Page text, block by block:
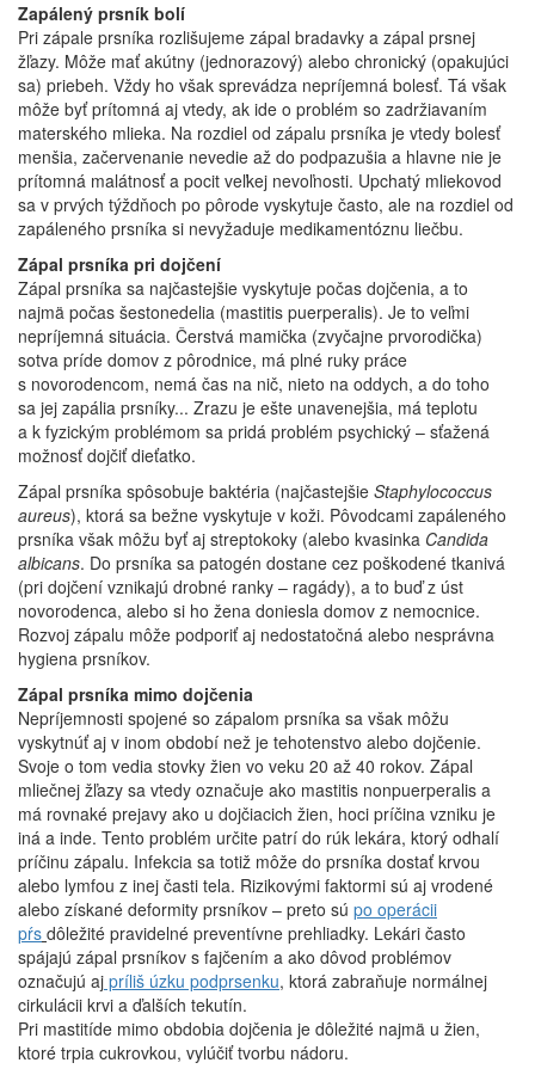
Zapálený prsník bolí
Pri zápale prsníka rozlišujeme zápal bradavky a zápal prsnej
žľazy. Môže mať akútny (jednorazový) alebo chronický (opakujúci
sa) priebeh. Vždy ho však sprevádza nepríjemná bolesť. Tá však
môže byť prítomná aj vtedy, ak ide o problém so zadržiavaním
materského mlieka. Na rozdiel od zápalu prsníka je vtedy bolesť
menšia, začervenanie nevedie až do podpazušia a hlavne nie je
prítomná malátnosť a pocit veľkej nevoľnosti. Upchatý mliekovod
sa v prvých týždňoch po pôrode vyskytuje často, ale na rozdiel od
zapáleného prsníka si nevyžaduje medikamentóznu liečbu.
Zápal prsníka pri dojčení
Zápal prsníka sa najčastejšie vyskytuje počas dojčenia, a to
najmä počas šestonedelia (mastitis puerperalis). Je to veľmi
nepríjemná situácia. Čerstvá mamička (zvyčajne prvorodička)
sotva príde domov z pôrodnice, má plné ruky práce
s novorodencom, nemá čas na nič, nieto na oddych, a do toho
sa jej zapália prsníky... Zrazu je ešte unavenejšia, má teplotu
a k fyzickým problémom sa pridá problém psychický – sťažená
možnosť dojčiť dieťatko.
Zápal prsníka spôsobuje baktéria (najčastejšie Staphylococcus
aureus), ktorá sa bežne vyskytuje v koži. Pôvodcami zapáleného
prsníka však môžu byť aj streptokoky (alebo kvasinka Candida
albicans. Do prsníka sa patogén dostane cez poškodené tkanivá
(pri dojčení vznikajú drobné ranky – ragády), a to buď z úst
novorodenca, alebo si ho žena doniesla domov z nemocnice.
Rozvoj zápalu môže podporiť aj nedostatočná alebo nesprávna
hygiena prsníkov.
Zápal prsníka mimo dojčenia
Nepríjemnosti spojené so zápalom prsníka sa však môžu
vyskytnúť aj v inom období než je tehotenstvo alebo dojčenie.
Svoje o tom vedia stovky žien vo veku 20 až 40 rokov. Zápal
mliečnej žľazy sa vtedy označuje ako mastitis nonpuerperalis a
má rovnaké prejavy ako u dojčiacich žien, hoci príčina vzniku je
iná a inde. Tento problém určite patrí do rúk lekára, ktorý odhalí
príčinu zápalu. Infekcia sa totiž môže do prsníka dostať krvou
alebo lymfou z inej časti tela. Rizikovými faktormi sú aj vrodené
alebo získané deformity prsníkov – preto sú po operácii
pŕs dôležité pravidelné preventívne prehliadky. Lekári často
spájajú zápal prsníkov s fajčením a ako dôvod problémov
označujú aj príliš úzku podprsenku, ktorá zabraňuje normálnej
cirkulácii krvi a ďalších tekutín.
Pri mastitíde mimo obdobia dojčenia je dôležité najmä u žien,
ktoré trpia cukrovkou, vylúčiť tvorbu nádoru.